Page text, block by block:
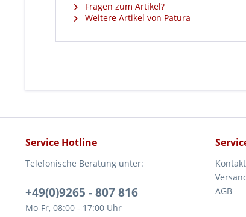
Fragen zum Artikel?
Weitere Artikel von Patura
Service Hotline
Telefonische Beratung unter:
+49(0)9265 - 807 816
Mo-Fr, 08:00 - 17:00 Uhr
Kontakt
AGB